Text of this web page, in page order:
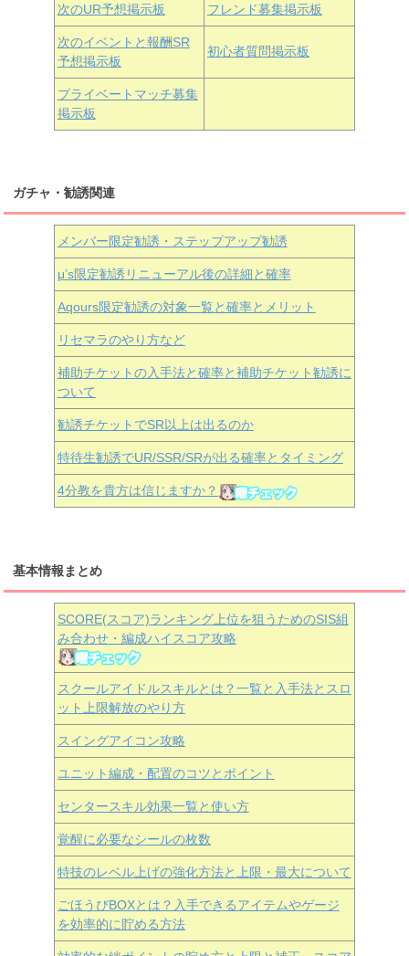
朝香果林 近江彼方 エマ・ヴェルデ
次のUR予想掲示板 フレンド募集掲示板
次のイベントと報酬SR
予想掲示板
初心者質問掲示板
プライベートマッチ募集
掲示板
ガチャ・勧誘関連
メンバー限定勧誘・ステップアップ勧誘
μ’s限定勧誘リニューアル後の詳細と確率
Aqours限定勧誘の対象一覧と確率とメリット
リセマラのやり方など
補助チケットの入手法と確率と補助チケット勧誘に
ついて
勧誘チケットでSR以上は出るのか
特待生勧誘でUR/SSR/SRが出る確率とタイミング
4分教を貴方は信じますか？
基本情報まとめ
SCORE(スコア)ランキング上位を狙うためのSIS組
み合わせ・編成ハイスコア攻略
スクールアイドルスキルとは？一覧と入手法とスロ
ット上限解放のやり方
スイングアイコン攻略
ユニット編成・配置のコツとポイント
センタースキル効果一覧と使い方
覚醒に必要なシールの枚数
特技のレベル上げの強化方法と上限・最大について
ごほうびBOXとは？入手できるアイテムやゲージ
を効率的に貯める方法